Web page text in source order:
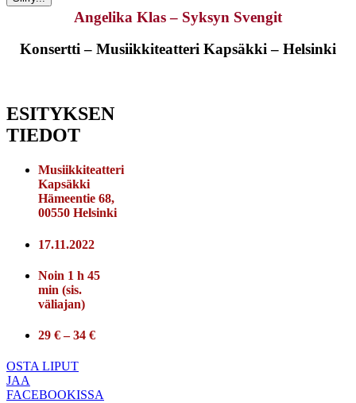
Angelika Klas – Syksyn Svengit
Konsertti – Musiikkiteatteri Kapsäkki – Helsinki
ESITYKSEN
TIEDOT
Musiikkiteatteri
Kapsäkki
Hämeentie 68,
00550 Helsinki
17.11.2022
Noin 1 h 45
min (sis.
väliajan)
29 € – 34 €
OSTA LIPUT
JAA
FACEBOOKISSA